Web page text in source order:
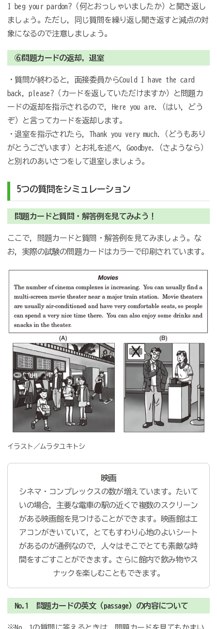
I beg your pardon?（何とおっしゃいましたか）と聞き返し
ましょう。ただし，同じ質問を繰り返し聞き返すと減点の対
象になるので注意しましょう。
⑥問題カードの返却，退室
・質問が終わると，面接委員からCould I have the card
back, please?（カードを返していただけますか）と問題カ
ードの返却を指示されるので，Here you are.（はい，どう
ぞ）と言ってカードを返却します。
・退室を指示されたら，Thank you very much.（どうもあり
がとうございます）とお礼を述べ，Goodbye.（さようなら）
と別れのあいさつをして退室しましょう。
5つの質問をシミュレーション
問題カードと質問・解答例を見てみよう！
ここで，問題カードと質問・解答例を見てみましょう。な
お，実際の試験の問題カードはカラーで印刷されています。
イラスト／ムラタユキトシ
映画
シネマ・コンプレックスの数が増えています。たいて
いの場合，主要な電車の駅の近くで複数のスクリーン
がある映画館を見つけることができます。映画館はエ
アコンがきいていて，とてもすわり心地のよいシート
があるのが通例なので，人々はそこでとても素敵な時
間をすごすことができます。さらに館内で飲み物やス
ナックを楽しむこともできます。
No.1 問題カードの英文（passage）の内容について